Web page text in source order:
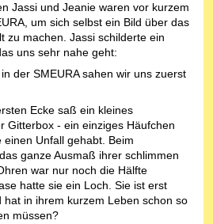
Jassi und Jeanie waren vor kurzem
um sich selbst ein Bild über das
zu machen. Jassi schilderte ein
uns sehr nahe geht:
der SMEURA sahen wir uns zuerst
Ecke saß ein kleines
Gitterbox - ein einziges Häufchen
Unfall gehabt. Beim
ganze Ausmaß ihrer schlimmen
war nur noch die Hälfte
hatte sie ein Loch. Sie ist erst
in ihrem kurzem Leben schon so
müssen?